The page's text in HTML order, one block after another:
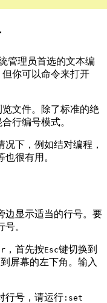
管理员首选的文本编
你可以命令来打开
文件。除了标准的绝
行编号模式。
下，例如结对编程，
很有用。
边显示适当的行号。要
。
，首先按Esc键切换到
屏幕的左下角。输入
行号，请运行 :set